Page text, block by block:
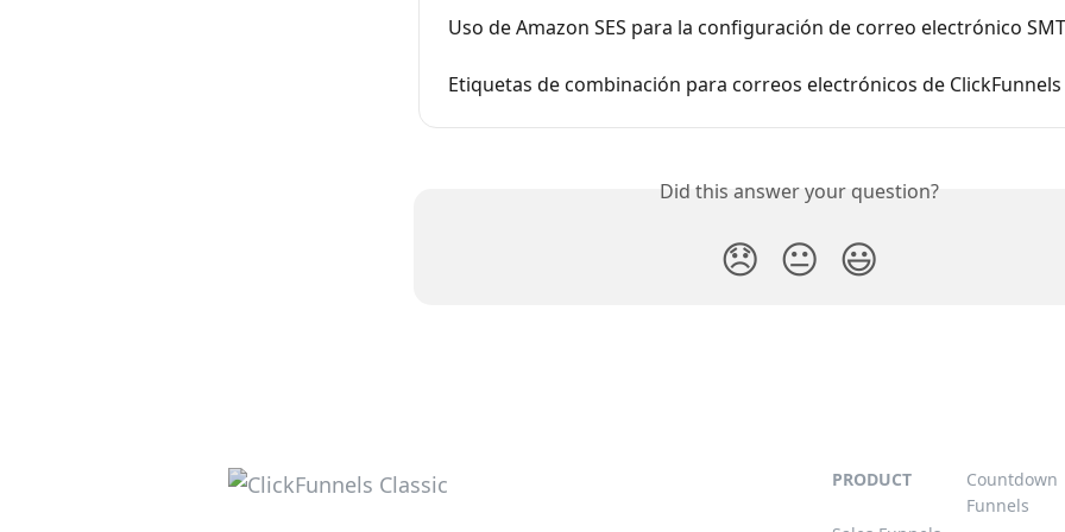
Uso de Amazon SES para la configuración de correo electrónico
Etiquetas de combinación para correos electrónicos de ClickFunnels
Did this answer your question?
😞 😐 😃
PRODUCT
Countdown
Funnels